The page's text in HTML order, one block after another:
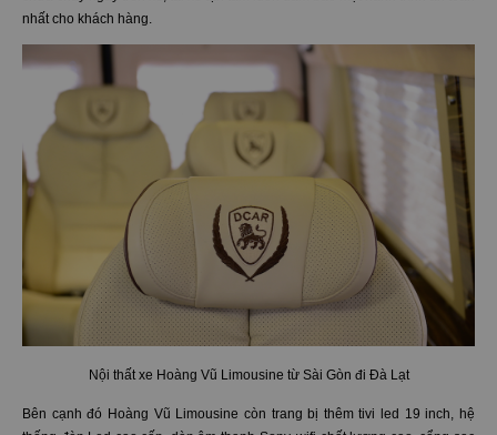
xe Hoàng Vũ Limousine được đánh giá cao
hàng trải nghiệm. Xe được trang bị hệ thống ABS, hộp số sàn 6 cấp, bình
chữa cháy ngay trên xe, tài xế tận tâm luôn đảm bảo một hành trình an toàn
nhất cho khách hàng.